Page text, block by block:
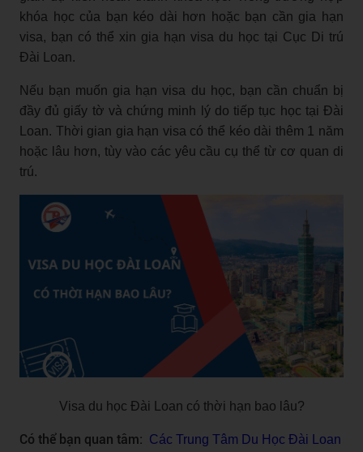
khóa học của bạn kéo dài hơn hoặc bạn cần gia hạn
visa, bạn có thể xin gia hạn visa du học tại Cục Di trú
Đài Loan.
Nếu bạn muốn gia hạn visa du học, bạn cần chuẩn bị
đầy đủ giấy tờ và chứng minh lý do tiếp tục học tại Đài
Loan. Thời gian gia hạn visa có thể kéo dài thêm 1 năm
hoặc lâu hơn, tùy vào các yêu cầu cụ thể từ cơ quan di
trú.
Visa du học Đài Loan có thời hạn bao lâu?
Có thể bạn quan tâm: Các Trung Tâm Du Học Đài Loan